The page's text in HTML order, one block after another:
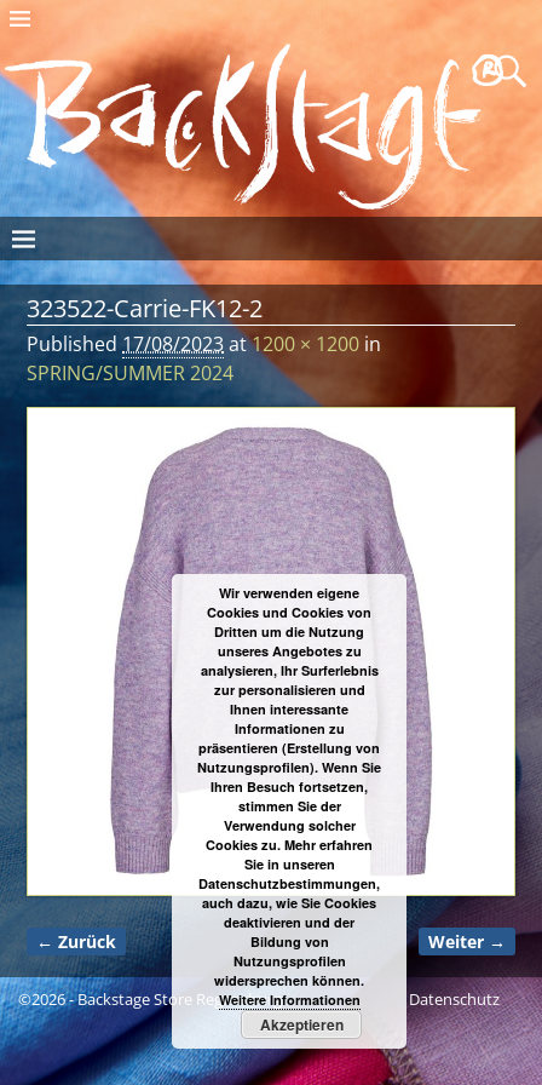
323522-Carrie-FK12-2
Published 17/08/2023at1200 × 1200 in
SPRING/SUMMER 2024
Bilder-Navigation
← Zurück Weiter →
©2026 -Backstage Store Regensburg Datenschutz
Wir verwenden eigene
Cookies und Cookies von
Dritten um die Nutzung
unseres Angebotes zu
analysieren, Ihr Surferlebnis
zur personalisieren und
Ihnen interessante
Informationen zu
präsentieren (Erstellung von
Nutzungsprofilen). Wenn Sie
Ihren Besuch fortsetzen,
stimmen Sie der
Verwendung solcher
Cookies zu. Mehr erfahren
Sie in unseren
Datenschutzbestimmungen,
auch dazu, wie Sie Cookies
deaktivieren und der
Bildung von
Nutzungsprofilen
widersprechen können.
Weitere Informationen
Akzeptieren